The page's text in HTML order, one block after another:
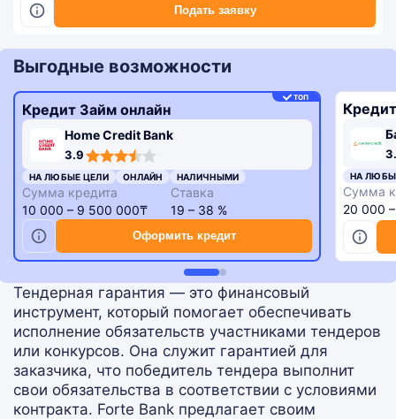
Подать заявку
Выгодные возможности
ТОП
Кредит Займ онлайн
Home Credit Bank
3.9
rating
НА ЛЮБЫЕ ЦЕЛИ ОНЛАЙН НАЛИЧНЫМИ
Сумма кредита
10 000 – 9 500 000₸
Ставка
19 – 38 %
Оформить кредит
НА
Сумма
20 000
Тендерная гарантия — это финансовый
инструмент, который помогает обеспечивать
исполнение обязательств участниками тендеров
или конкурсов. Она служит гарантией для
заказчика, что победитель тендера выполнит
свои обязательства в соответствии с условиями
контракта. Forte Bank предлагает своим